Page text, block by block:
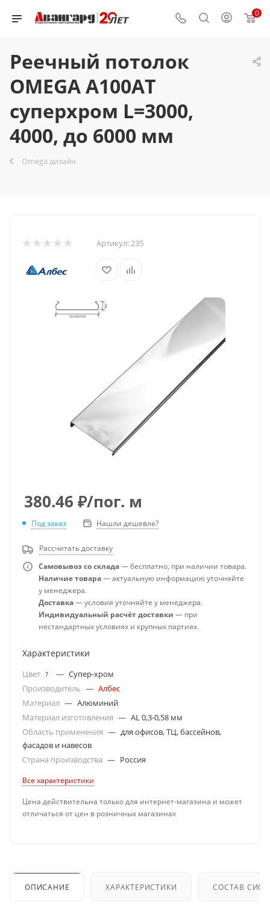
0
Реечный потолок
OMEGA A100AT
суперхром L=3000,
4000, до 6000 мм
Omega дизайн
Артикул:235
380.46 ₽/пог. м
Под заказ Нашли дешевле?
Рассчитать доставку
Самовывоз со склада— бесплатно, при наличии товара.
Наличие товара— актуальную информацию уточняйте
у менеджера.
Доставка— условия уточняйте у менеджера.
Индивидуальный расчёт доставки — при
нестандартных условиях и крупных партиях.
Характеристики
Цвет ? — Супер-хром
Производитель — Албес
Материал — Алюминий
Материал изготовления — AL 0,3-0,58 мм
Область применения — для офисов, ТЦ, бассейнов,
фасадов и навесов
Страна производства — Россия
Все характеристики
Цена действительна только для интернет-магазина и может
отличаться от цен в розничных магазинах
ОПИСАНИЕ ХАРАКТЕРИСТИКИ СОСТАВ